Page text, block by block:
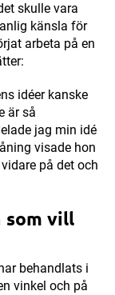
skulle vara
känsla för
arbeta på en
idéer kanske
är så
jag min idé
visade hon
på det och
som vill
behandlats i
vinkel och på